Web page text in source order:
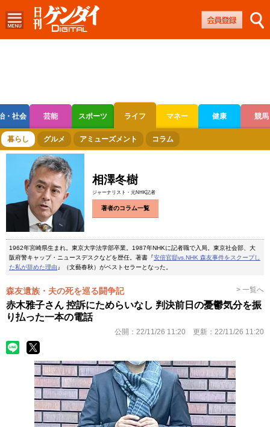
・社会 芸能 スポーツ ライフ マネー 健康 競馬
ボートレース 競輪 オートレース
暮らし グルメ アミューズメント コラム
相澤冬樹
ジャーナリスト・元NHK記者
著者のコラム一覧
1962年宮崎県生まれ。東京大学法学部卒業。1987年NHKに記者職で入局。東京社会部、大
阪府警キャップ・ニュースデスクなどを歴任。著書『安倍官邸vs.NHK 森友事件をスクープし
た私が辞めた理由 』（文藝春秋）がベストセラーとなった。
森友遺族・夫の死を巡る闘争記 > 一覧へ
赤木雅子さん 控訴にためらいなし 判決前日の憂鬱気分を振
り払った一本の電話
公開： 22/11/26 11:20 更新： 22/11/26 11:20